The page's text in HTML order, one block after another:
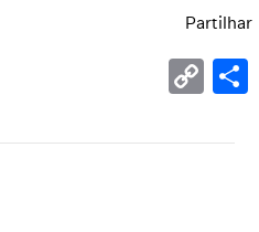
Partilhar